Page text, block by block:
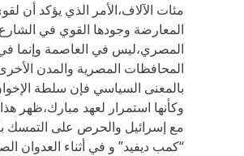
مئات الآلاف،الأمر الذي يؤكد أن
المعارضة وجودها القوي في الشارع
المصري،ليس في العاصمة وإنما
المحافظات المصرية والمدن
بالمعنى السياسي فإن سلطة
وكأنها استمرار لعهد مبارك،ظهر
مع إسرائيل والحرص على التمسك
“كمب ديفيد” و في أثناء العدوان